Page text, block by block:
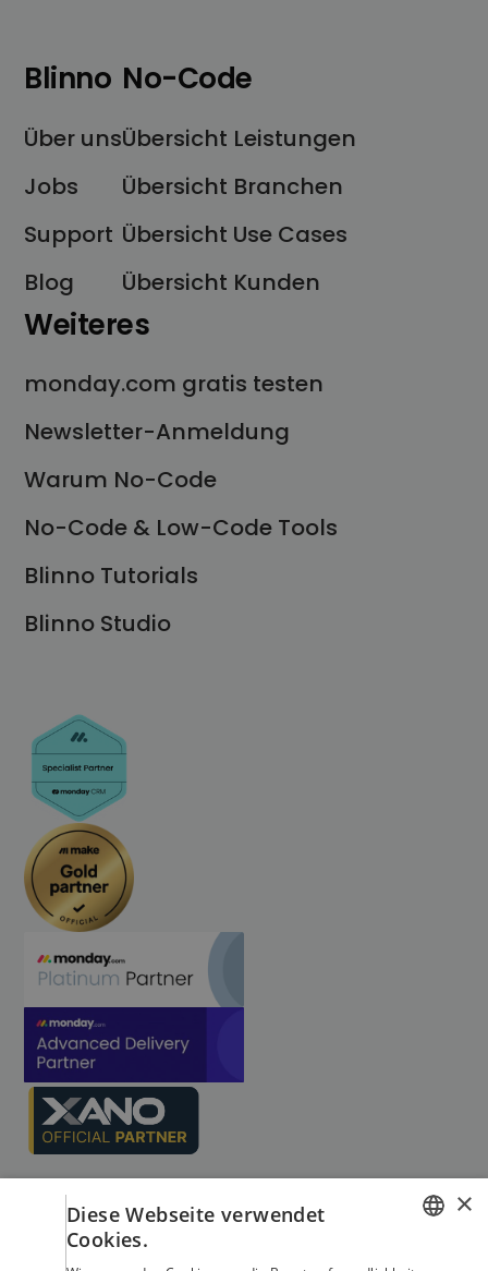
Blinno
Über uns
Jobs
Support
Blog
No-Code
Übersicht Leistungen
Übersicht Branchen
Übersicht Use Cases
Übersicht Kunden
Weiteres
monday.com gratis testen
Newsletter-Anmeldung
Warum No-Code
No-Code & Low-Code Tools
Blinno Tutorials
Blinno Studio
×
Diese Webseite verwendet
Cookies.